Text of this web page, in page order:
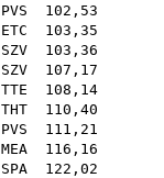
PVS 102,53
ETC 103,35
SZV 103,36
SZV 107,17
TTE 108,14
THT 110,40
PVS 111,21
MEA 116,16
SPA 122,02